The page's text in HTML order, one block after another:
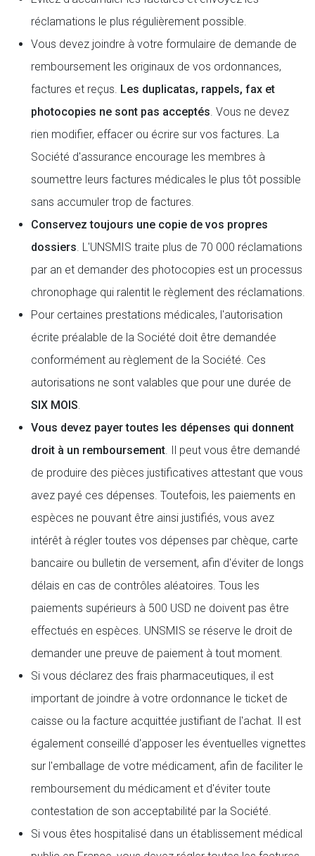
réclamations le plus régulièrement possible.
Vous devez joindre à votre formulaire de demande de
remboursement les originaux de vos ordonnances,
factures et reçus. Les duplicatas, rappels, fax et
photocopies ne sont pas acceptés. Vous ne devez
rien modifier, effacer ou écrire sur vos factures. La
Société d'assurance encourage les membres à
soumettre leurs factures médicales le plus tôt possible
sans accumuler trop de factures.
Conservez toujours une copie de vos propres
dossiers. L'UNSMIS traite plus de 70 000 réclamations
par an et demander des photocopies est un processus
chronophage qui ralentit le règlement des réclamations.
Pour certaines prestations médicales, l'autorisation
écrite préalable de la Société doit être demandée
conformément au règlement de la Société. Ces
autorisations ne sont valables que pour une durée de
SIX MOIS.
Vous devez payer toutes les dépenses qui donnent
droit à un remboursement. Il peut vous être demandé
de produire des pièces justificatives attestant que vous
avez payé ces dépenses. Toutefois, les paiements en
espèces ne pouvant être ainsi justifiés, vous avez
intérêt à régler toutes vos dépenses par chèque, carte
bancaire ou bulletin de versement, afin d'éviter de longs
délais en cas de contrôles aléatoires. Tous les
paiements supérieurs à 500 USD ne doivent pas être
effectués en espèces. UNSMIS se réserve le droit de
demander une preuve de paiement à tout moment.
Si vous déclarez des frais pharmaceutiques, il est
important de joindre à votre ordonnance le ticket de
caisse ou la facture acquittée justifiant de l'achat. Il est
également conseillé d'apposer les éventuelles vignettes
sur l'emballage de votre médicament, afin de faciliter le
remboursement du médicament et d'éviter toute
contestation de son acceptabilité par la Société.
Si vous êtes hospitalisé dans un établissement médical